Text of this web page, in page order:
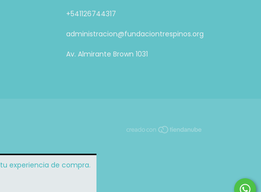
experiencia de compra.
+541126744317
administracion@fundaciontrespinos.org
Av. Almirante Brown 1031